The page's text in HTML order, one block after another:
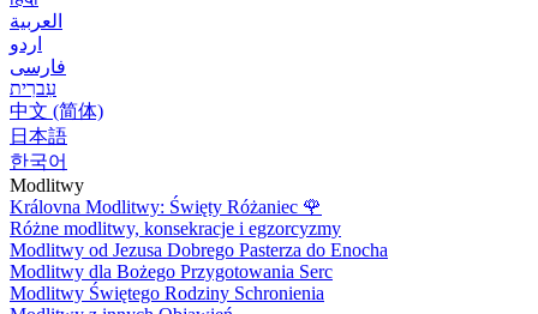
العربية
اردو
فارسی
עִברִית
中文 (简体)
日本語
한국어
Modlitwy
Královna Modlitwy: Święty Różaniec 🌹
Różne modlitwy, konsekracje i egzorcyzmy
Modlitwy od Jezusa Dobrego Pasterza do Enocha
Modlitwy dla Bożego Przygotowania Serc
Modlitwy Świętego Rodziny Schronienia